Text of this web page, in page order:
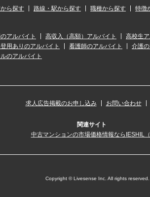
ら探す 路線・駅から探す 職種から探す 特徴
アルバイト 高収入（高額）アルバイト 高校生
用ありのアルバイト
看護師のアルバイト 介護
のアルバイト
求人広告掲載のお申し込み お問い合わせ
関連サイト
中古マンションの市場価格情報ならIESHIL（
Copyright © Livesense Inc. All rights